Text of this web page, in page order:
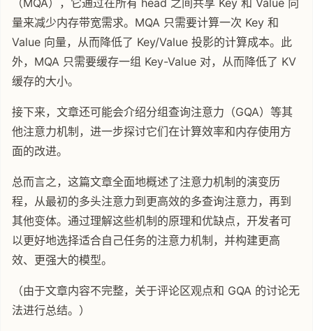
（MQA），它通过在所有 head 之间共享 Key 和 Value 向
量来减少内存带宽需求。MQA 只需要计算一次 Key 和
Value 向量，从而降低了 Key/Value 投影的计算成本。此
外，MQA 只需要缓存一组 Key-Value 对，从而降低了 KV
缓存的大小。
接下来，文章还可能会介绍分组查询注意力（GQA）等其
他注意力机制，进一步探讨它们在计算效率和内存使用方
面的改进。
总而言之，这篇文章全面地概述了注意力机制的演变历
程，从最初的多头注意力到更高效的多查询注意力，再到
其他变体。通过理解这些机制的原理和优缺点，开发者可
以更好地选择适合自己任务的注意力机制，并构建更高
效、更强大的模型。
（由于文章内容不完整，关于评论区观点和 GQA 的讨论无
法进行总结。）